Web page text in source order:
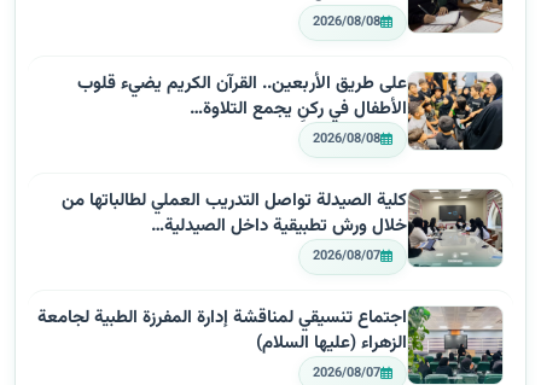
2026/08/08
على طريق الأربعين.. القرآن الكريم يضيء قلوب
الأطفال في ركنٍ يجمع التلاوة…
2026/08/08
كلية الصيدلة تواصل التدريب العملي لطالباتها من
خلال ورش تطبيقية داخل الصيدلية…
2026/08/07
اجتماع تنسيقي لمناقشة إدارة المفرزة الطبية لجامعة
الزهراء (عليها السلام)
2026/08/07